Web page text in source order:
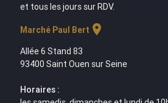
et tous les jours sur RDV.
Marché Paul Bert location_on
Allée 6 Stand 83
93400 Saint Ouen sur Seine
Horaires :